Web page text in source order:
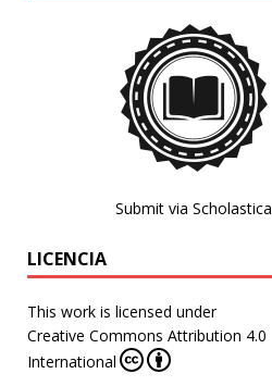
Submit via Scholastica
LICENCIA
This work is licensed under
Creative Commons Attribution 4.0
International